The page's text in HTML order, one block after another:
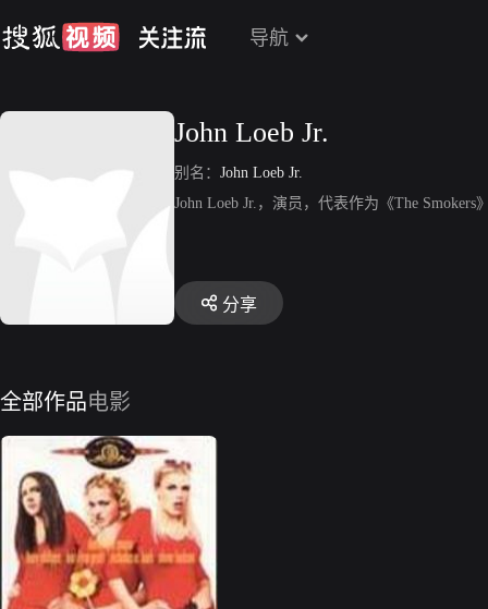
导航
John Loeb Jr.
别名： John Loeb Jr.
John Loeb Jr.，演员，代表作为《The Smokers
分享
全部作品电影